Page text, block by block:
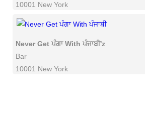
10001 New York
Never Get ਪੰਗਾ With ਪੰਜਾਬੀ'z
Bar
10001 New York